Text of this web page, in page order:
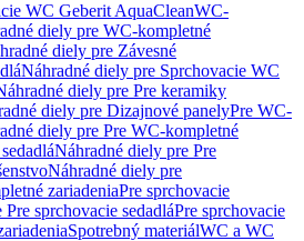
WC Geberit AquaCleanWC-
diely pre WC-kompletné
diely pre Závesné
Náhradné diely pre Sprchovacie WC
diely pre Pre keramiky
diely pre Dizajnové panelyPre WC-
diely pre Pre WC-kompletné
Náhradné diely pre Pre
Náhradné diely pre
zariadeniaPre sprchovacie
sprchovacie sedadláPre sprchovacie
Spotrebný materiálWC a WC